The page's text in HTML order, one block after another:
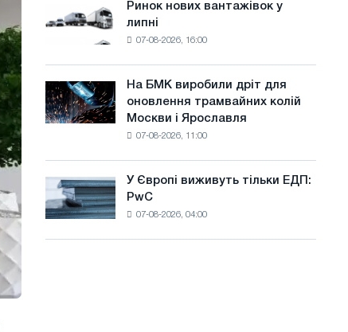
й
т
у
досягнення
цілей
декарбонізації
Ринок
нових
вантажівок
Ринок нових вантажівок у
липні
07-08-2026, 16:00
На
БМК
виробили
трамвайних
колій
і
На БМК виробили дріт для
оновлення трамвайних колій
Москви і Ярославля
07-08-2026, 11:00
Європі
виживуть
У Європі виживуть тільки ЕДП:
PwC
07-08-2026, 04:00